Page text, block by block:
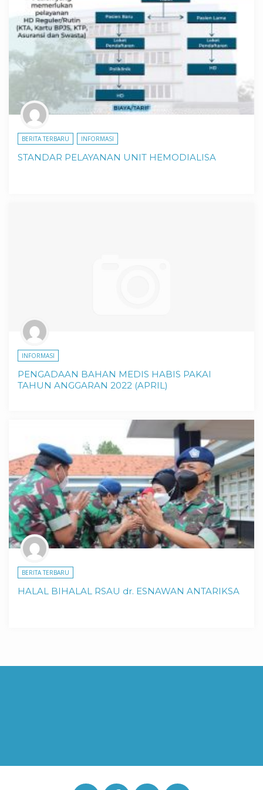
BERITA TERBARU INFORMASI
STANDAR PELAYANAN UNIT HEMODIALISA
INFORMASI
PENGADAAN BAHAN MEDIS HABIS PAKAI
TAHUN ANGGARAN 2022 (APRIL)
BERITA TERBARU
HALAL BIHALAL RSAU dr. ESNAWAN ANTARIKSA